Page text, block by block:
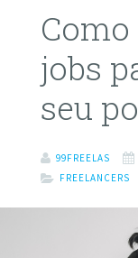
jobs
seu
99FREELAS
FREELANCERS